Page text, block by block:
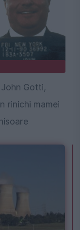
Gotti,
rinichi mamei